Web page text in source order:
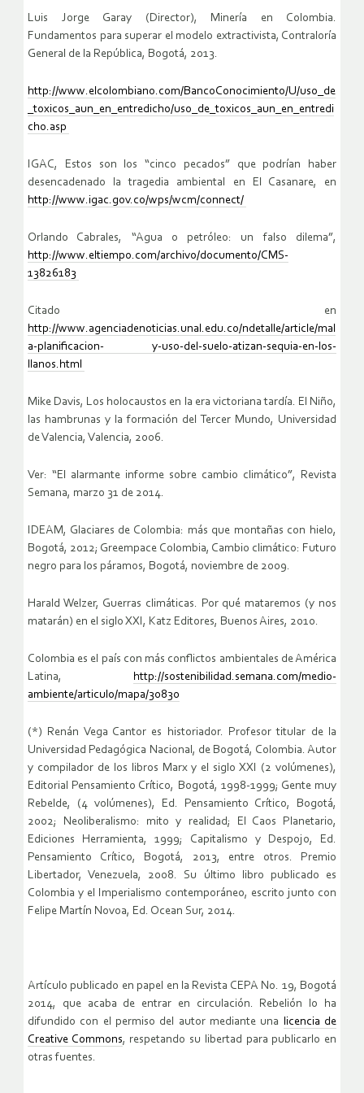
Luis Jorge Garay (Director), Minería en Colombia.
Fundamentos para superar el modelo extractivista, Contraloría
General de la República, Bogotá, 2013.
http://www.elcolombiano.com/BancoConocimiento/U/uso_de
_toxicos_aun_en_entredicho/uso_de_toxicos_aun_en_entredi
cho.asp
IGAC, Estos son los “cinco pecados” que podrían haber
desencadenado la tragedia ambiental en El Casanare, en
http://www.igac.gov.co/wps/wcm/connect/
Orlando Cabrales, “Agua o petróleo: un falso dilema”,
http://www.eltiempo.com/archivo/documento/CMS-
13826183
Citado en
http://www.agenciadenoticias.unal.edu.co/ndetalle/article/mal
a-planificacion- y-uso-del-suelo-atizan-sequia-en-los-
llanos.html
Mike Davis, Los holocaustos en la era victoriana tardía. El Niño,
las hambrunas y la formación del Tercer Mundo, Universidad
de Valencia, Valencia, 2006.
Ver: “El alarmante informe sobre cambio climático”, Revista
Semana, marzo 31 de 2014.
IDEAM, Glaciares de Colombia: más que montañas con hielo,
Bogotá, 2012; Greempace Colombia, Cambio climático: Futuro
negro para los páramos, Bogotá, noviembre de 2009.
Harald Welzer, Guerras climáticas. Por qué mataremos (y nos
matarán) en el siglo XXI, Katz Editores, Buenos Aires, 2010.
Colombia es el país con más conflictos ambientales de América
Latina, http://sostenibilidad.semana.com/medio-
ambiente/articulo/mapa/30830
(*) Renán Vega Cantor es historiador. Profesor titular de la
Universidad Pedagógica Nacional, de Bogotá, Colombia. Autor
y compilador de los libros Marx y el siglo XXI (2 volúmenes),
Editorial Pensamiento Crítico, Bogotá, 1998-1999; Gente muy
Rebelde, (4 volúmenes), Ed. Pensamiento Crítico, Bogotá,
2002; Neoliberalismo: mito y realidad; El Caos Planetario,
Ediciones Herramienta, 1999; Capitalismo y Despojo, Ed.
Pensamiento Crítico, Bogotá, 2013, entre otros. Premio
Libertador, Venezuela, 2008. Su último libro publicado es
Colombia y el Imperialismo contemporáneo, escrito junto con
Felipe Martín Novoa, Ed. Ocean Sur, 2014.
Artículo publicado en papel en la Revista CEPA No. 19, Bogotá
2014, que acaba de entrar en circulación. Rebelión lo ha
difundido con el permiso del autor mediante una licencia de
Creative Commons, respetando su libertad para publicarlo en
otras fuentes.